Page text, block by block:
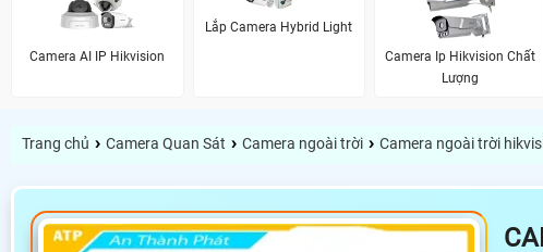
Camera AI IP Hikvision
Lắp Camera Hybrid Light
Camera Ip Hikvision Chất
Lượng
Trang chủ › Camera Quan Sát › Camera ngoài trời › Camera ngoài trời